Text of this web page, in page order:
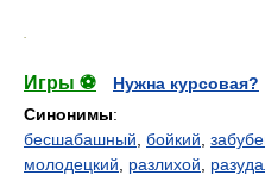
Игры ⚽
Нужна курсовая?
Синонимы:
бесшабашный бойкий
молодецкий
разлихой